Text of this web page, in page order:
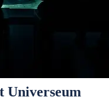
Universeum